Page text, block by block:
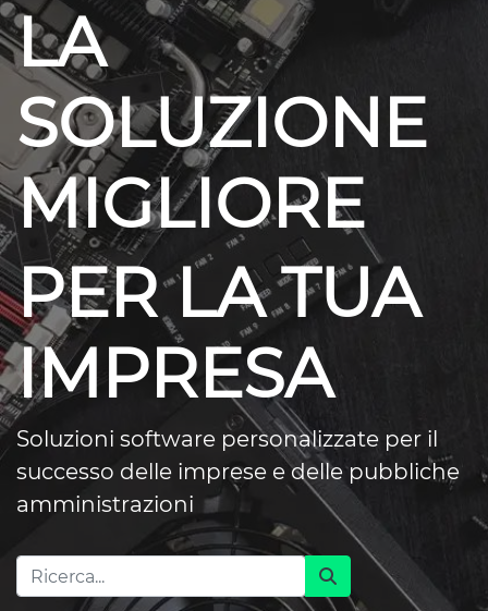
LA
SOLUZIONE
MIGLIORE
PER LA TUA
IMPRESA
Soluzioni software personalizzate per il
successo delle imprese e delle pubbliche
amministrazioni